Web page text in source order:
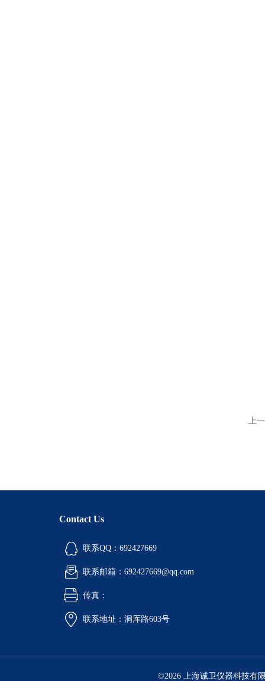
上
Contact Us
联系QQ：692427669
联系邮箱：692427669@qq.com
传真：
联系地址：洞厍路603号
©2026 上海诚卫仪器科技有